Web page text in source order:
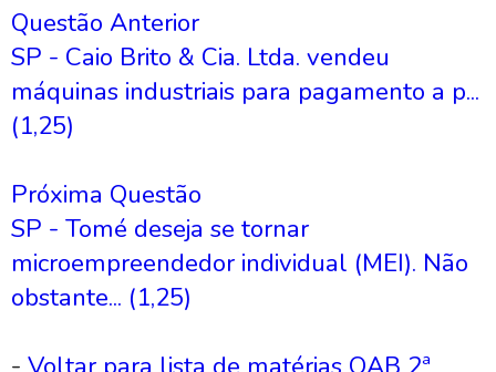
Questão Anterior
SP - Caio Brito & Cia. Ltda. vendeu
máquinas industriais para pagamento a p...
(1,25)
Próxima Questão
SP - Tomé deseja se tornar
microempreendedor individual (MEI). Não
obstante... (1,25)